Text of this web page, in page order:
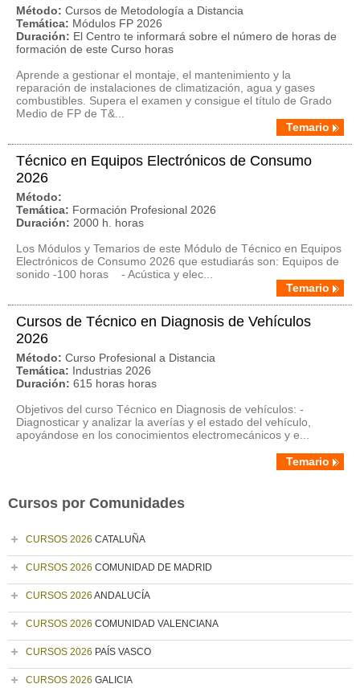
Método: Cursos de Metodología a Distancia
Temática: Módulos FP 2026
Duración: El Centro te informará sobre el número de horas de
formación de este Curso horas
Aprende a gestionar el montaje, el mantenimiento y la
reparación de instalaciones de climatización, agua y gases
combustibles. Supera el examen y consigue el título de Grado
Medio de FP de T&...
Temario
Técnico en Equipos Electrónicos de Consumo
2026
Método:
Temática: Formación Profesional 2026
Duración: 2000 h. horas
Los Módulos y Temarios de este Módulo de Técnico en Equipos
Electrónicos de Consumo 2026 que estudiarás son: Equipos de
sonido -100 horas - Acústica y elec...
Temario
Cursos de Técnico en Diagnosis de Vehículos
2026
Método: Curso Profesional a Distancia
Temática: Industrias 2026
Duración: 615 horas horas
Objetivos del curso Técnico en Diagnosis de vehículos: -
Diagnosticar y analizar la averías y el estado del vehículo,
apoyándose en los conocimientos electromecánicos y e...
Temario
Cursos por Comunidades
CURSOS 2026 CATALUÑA
CURSOS 2026 COMUNIDAD DE MADRID
CURSOS 2026 ANDALUCÍA
CURSOS 2026 COMUNIDAD VALENCIANA
CURSOS 2026 PAÍS VASCO
CURSOS 2026 GALICIA